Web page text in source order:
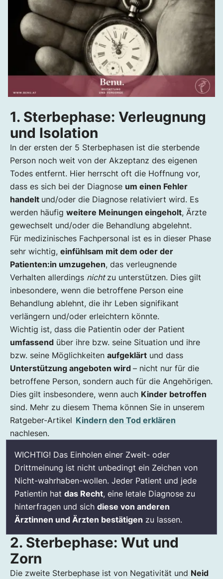
1. Sterbephase: Verleugnung
und Isolation
In der ersten der 5 Sterbephasen ist die sterbende
Person noch weit von der Akzeptanz des eigenen
Todes entfernt. Hier herrscht oft die Hoffnung vor,
dass es sich bei der Diagnose um einen Fehler
handelt und/oder die Diagnose relativiert wird. Es
werden häufig weitere Meinungen eingeholt, Ärzte
gewechselt und/oder die Behandlung abgelehnt.
Für medizinisches Fachpersonal ist es in dieser Phase
sehr wichtig, einfühlsam mit dem oder der
Patienten:in umzugehen, das verleugnende
Verhalten allerdings nicht zu unterstützen. Dies gilt
inbesondere, wenn die betroffene Person eine
Behandlung ablehnt, die ihr Leben signifikant
verlängern und/oder erleichtern könnte.
Wichtig ist, dass die Patientin oder der Patient
umfassend über ihre bzw. seine Situation und ihre
bzw. seine Möglichkeiten aufgeklärt und dass
Unterstützung angeboten wird – nicht nur für die
betroffene Person, sondern auch für die Angehörigen.
Dies gilt insbesondere, wenn auch Kinder betroffen
sind. Mehr zu diesem Thema können Sie in unserem
Ratgeber-Artikel Kindern den Tod erklären
nachlesen.
WICHTIG! Das Einholen einer Zweit- oder
Drittmeinung ist nicht unbedingt ein Zeichen von
Nicht-wahrhaben-wollen. Jeder Patient und jede
Patientin hat das Recht, eine letale Diagnose zu
hinterfragen und sich diese von anderen
Ärztinnen und Ärzten bestätigen zu lassen.
2. Sterbephase: Wut und
Zorn
Die zweite Sterbephase ist von Negativität und Neid